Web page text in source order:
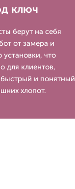
ключ
берут на себя
от замера и
установки, что
для клиентов,
и понятный
хлопот.